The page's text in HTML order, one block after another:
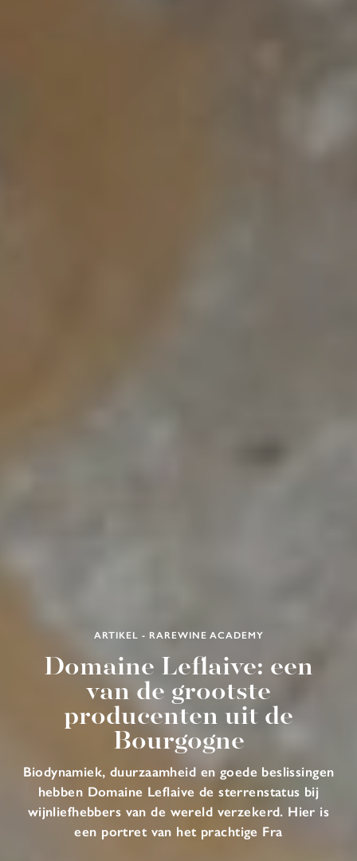
ARTIKEL - RAREWINE ACADEMY
Domaine Leflaive: een
van de grootste
producenten uit de
Bourgogne
Biodynamiek, duurzaamheid en goede beslissingen
hebben Domaine Leflaive de sterrenstatus bij
wijnliefhebbers van de wereld verzekerd. Hier is
een portret van het prachtige Fra